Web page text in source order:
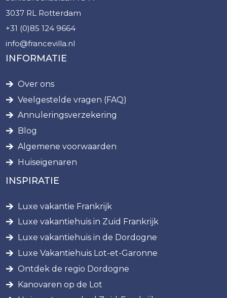
3037 RL Rotterdam
+31 (0)85 124 9664
info@francevilla.nl
INFORMATIE
Over ons
Veelgestelde vragen (FAQ)
Annuleringsverzekering
Blog
Algemene voorwaarden
Huiseigenaren
INSPIRATIE
Luxe vakantie Frankrijk
Luxe vakantiehuis in Zuid Frankrijk
Luxe vakantiehuis in de Dordogne
Luxe Vakantiehuis Lot-et-Garonne
Ontdek de regio Dordogne
Kanovaren op de Lot